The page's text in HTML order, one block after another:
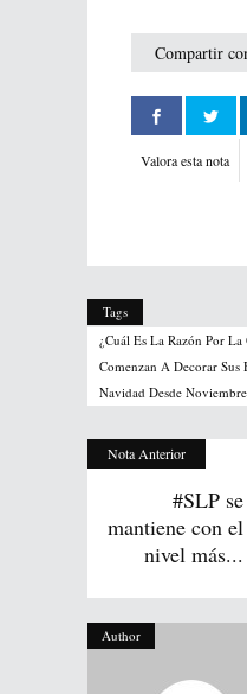
Compartir
Valora esta nota
Tags
¿Cuál Es La Razón Por La
Comenzan A Decorar
Navidad Desde
Nota Anterior
#SLP se
mantiene con el
nivel más...
Author